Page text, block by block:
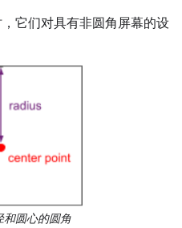
它们对具有非圆角屏幕的设
和圆心的圆角